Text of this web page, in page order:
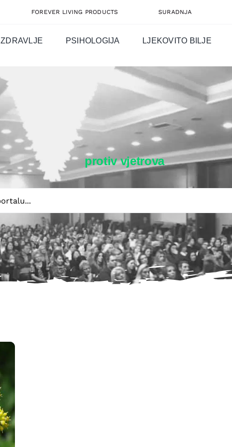
FOREVER LIVING PRODUCTS SURADNJA
ZDRAVLJE PSIHOLOGIJA LJEKOVITO BILJE
protiv vjetrova